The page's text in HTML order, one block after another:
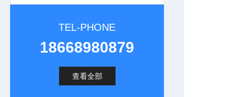
TEL-PHONE
18668980879
查看全部